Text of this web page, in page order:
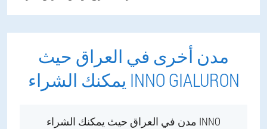
مدن أخرى في العراق حيث
يمكنك الشراء INNO GIALURON
مدن في العراق حيث يمكنك الشراء INNO